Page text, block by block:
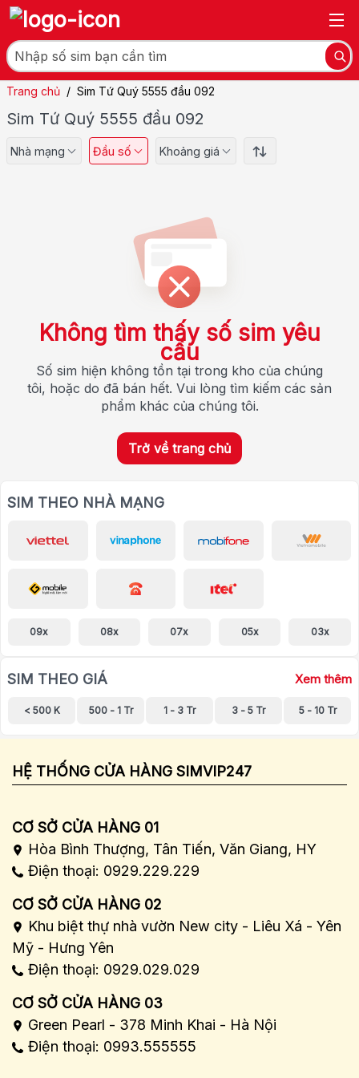
Trang chủ / Sim Tứ Quý 5555 đầu 092
Sim Tứ Quý 5555 đầu 092
Nhà mạng Đầu số Khoảng giá
Không tìm thấy số sim yêu
cầu
Số sim hiện không tồn tại trong kho của chúng
tôi, hoặc do đã bán hết. Vui lòng tìm kiếm các sản
phẩm khác của chúng tôi.
Trở về trang chủ
SIM THEO NHÀ MẠNG
09x 08x 07x 05x 03x
SIM THEO GIÁ Xem thêm
< 500 K 500 - 1 Tr 1 - 3 Tr 3 - 5 Tr 5 - 10 Tr
HỆ THỐNG CỬA HÀNG SIMVIP247
CƠ SỞ CỬA HÀNG 01
Hòa Bình Thượng, Tân Tiến, Văn Giang, HY
Điện thoại: 0929.229.229
CƠ SỞ CỬA HÀNG 02
Khu biệt thự nhà vườn New city - Liêu Xá - Yên
Mỹ - Hưng Yên
Điện thoại: 0929.029.029
CƠ SỞ CỬA HÀNG 03
Green Pearl - 378 Minh Khai - Hà Nội
Điện thoại: 0993.555555